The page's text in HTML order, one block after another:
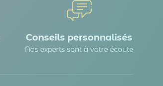
Conseils personnalisés
Nos experts sont à votre écoute